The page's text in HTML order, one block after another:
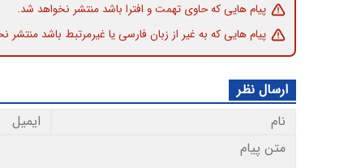
پیام هایی که حاوی تهمت و افترا باشد منتشر نخواهد شد.
پیام هایی که به غیر از زبان فارسی یا غیرمرتبط باشد منتشر
ارسال نظر